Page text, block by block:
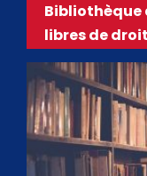
Bibliothèque
libres de